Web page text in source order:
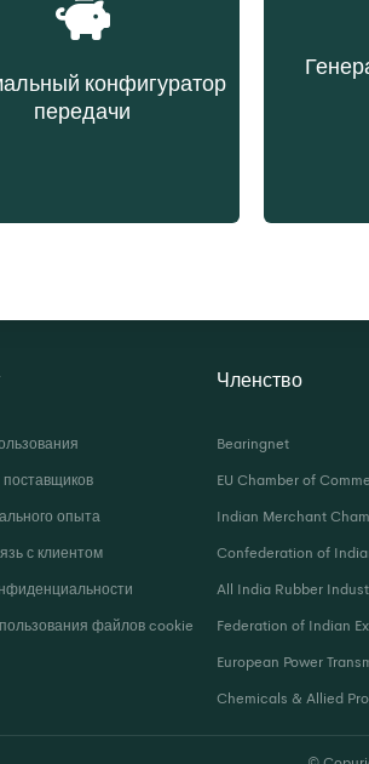
конфигуратор
передачи
поставщиков
опыта
с клиентом
файлов cookie
Членство
Bearingnet
EU Chamber of
Indian Merchant
Confederation of
All India Rubber
Federation of Indian
European Power
Chemicals & Allied